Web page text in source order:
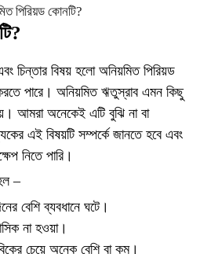
চিন্তার বিষয় হলো অনিয়মিত পিরিয়ড
করতে পারে। অনিয়মিত ঋতুস্রাব এমন কিছু
আমরা অনেকেই এটি বুঝি না বা
এই বিষয়টি সম্পর্কে জানতে হবে এবং
নিতে পারি।
–
বেশি ব্যবধানে ঘটে।
না হওয়া।
চেয়ে অনেক বেশি বা কম।